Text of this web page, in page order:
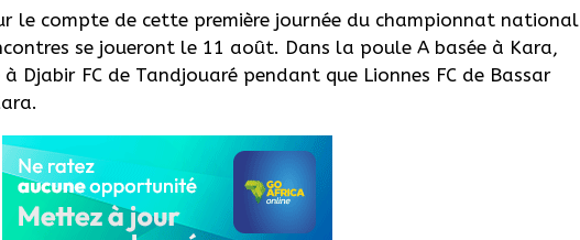
le compte de cette première journée du championnat national
se joueront le 11 août. Dans la poule A basée à Kara,
Djabir FC de Tandjouaré pendant que Lionnes FC de Bassar